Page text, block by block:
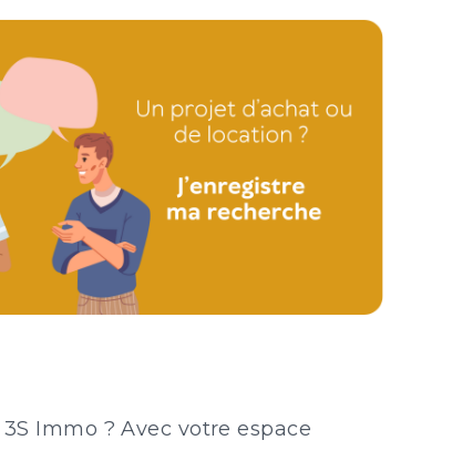
Immo ? Avec votre espace